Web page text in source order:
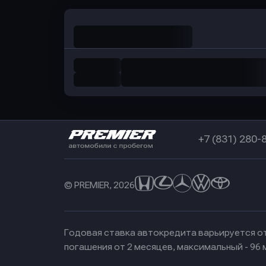
+7 (831) 280-
© PREMIER, 2026
Годовая ставка автокредита варьируется
погашения от 2 месяцев, максимальный - 96